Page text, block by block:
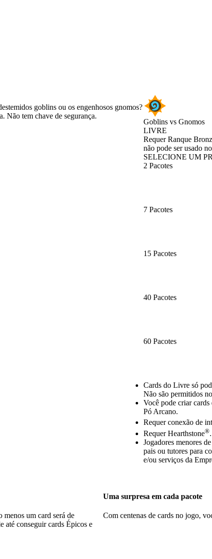
Goblins vs Gnomos
LIVRE
Product Notification
Requer Ranque
não pode ser usado
SELECIONE UM
2 Pacotes
7 Pacotes
15 Pacotes
40 Pacotes
60 Pacotes
Available actions
Cards do Livre só
Não são permitidos
Você pode criar
Pó Arcano.
Requer conexão de
Requer Hearthstone®.
Jogadores menores
pais ou tutores para
e/ou serviços da
goblins ou os engenhosos gnomos?
Não tem chave de segurança.
menos um card será de
até conseguir cards Épicos e
Uma surpresa em cada pacote
Com centenas de cards no jogo,